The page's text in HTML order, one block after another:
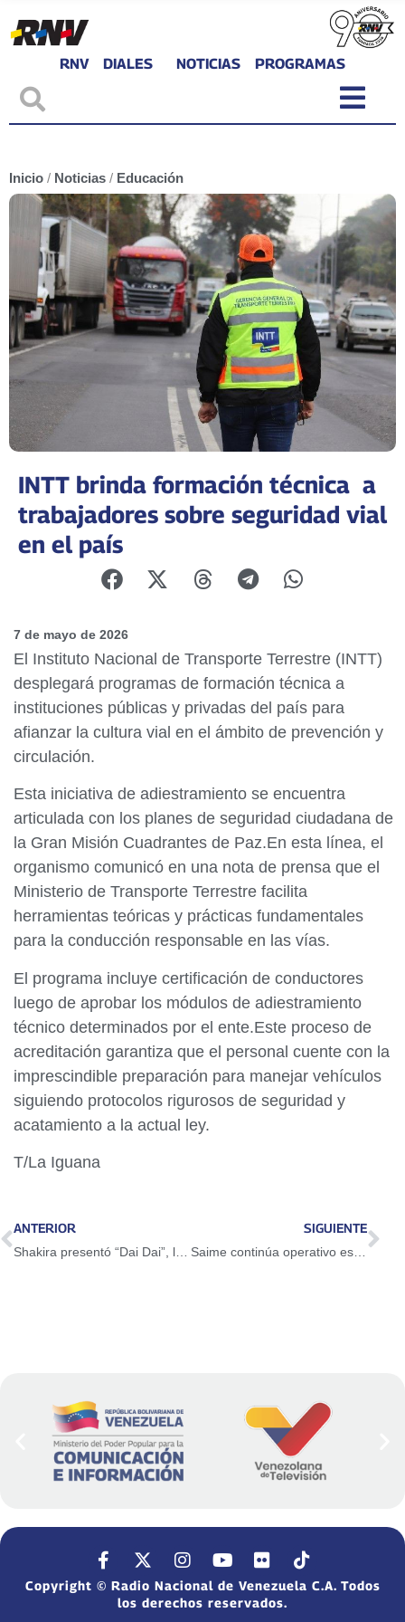
RNV DIALES NOTICIAS PROGRAMAS
Inicio / Noticias / Educación
INTT brinda formación técnica a
trabajadores sobre seguridad vial
en el país
7 de mayo de 2026
El Instituto Nacional de Transporte Terrestre (INTT)
desplegará programas de formación técnica a
instituciones públicas y privadas del país para
afianzar la cultura vial en el ámbito de prevención y
circulación.
Esta iniciativa de adiestramiento se encuentra
articulada con los planes de seguridad ciudadana de
la Gran Misión Cuadrantes de Paz.En esta línea, el
organismo comunicó en una nota de prensa que el
Ministerio de Transporte Terrestre facilita
herramientas teóricas y prácticas fundamentales
para la conducción responsable en las vías.
El programa incluye certificación de conductores
luego de aprobar los módulos de adiestramiento
técnico determinados por el ente.Este proceso de
acreditación garantiza que el personal cuente con la
imprescindible preparación para manejar vehículos
siguiendo protocolos rigurosos de seguridad y
acatamiento a la actual ley.
T/La Iguana
ANTERIOR SIGUIENTE
Saime continúa operativo especial de verificación de datos para cédulas a partir de 22 millones
Copyright © Radio Nacional de Venezuela C.A. Todos
los derechos reservados.